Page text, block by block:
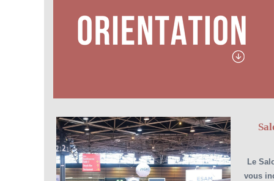
Le
vous